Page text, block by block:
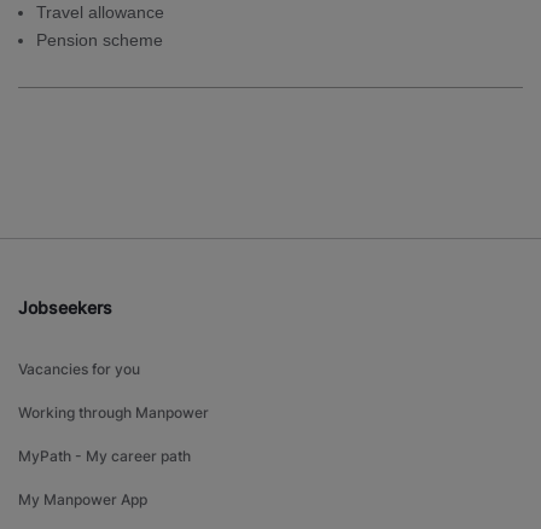
Travel allowance
Pension scheme
Jobseekers
Vacancies for you
Working through Manpower
MyPath - My career path
My Manpower App